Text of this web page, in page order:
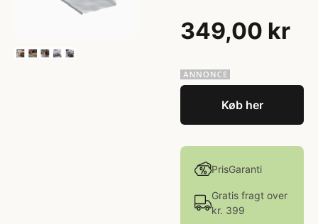
349,00 kr
Køb her
PrisGaranti
Gratis fragt over
kr. 399